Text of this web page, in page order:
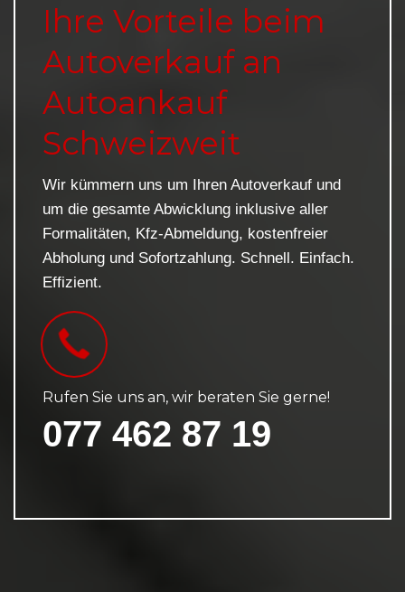
Ihre Vorteile beim
Autoverkauf an
Autoankauf
Schweizweit
Wir kümmern uns um Ihren Autoverkauf und
um die gesamte Abwicklung inklusive aller
Formalitäten, Kfz-Abmeldung, kostenfreier
Abholung und Sofortzahlung. Schnell. Einfach.
Effizient.
Rufen Sie uns an, wir beraten Sie gerne!
077 462 87 19